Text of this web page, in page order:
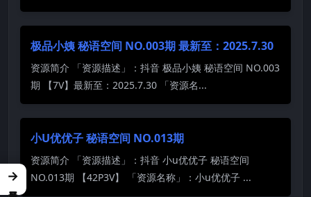
极品小姨 秘语空间 NO.003期 最新至：2025.7.30
资源简介 「资源描述」：抖音 极品小姨 秘语空间 NO.003
期 【7V】最新至：2025.7.30 「资源名...
小U优优子 秘语空间 NO.013期
资源简介 「资源描述」：抖音 小u优优子 秘语空间
NO.013期 【42P3V】 「资源名称」：小u优优子 ...
→